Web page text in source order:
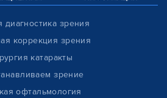
диагностика зрения
коррекция зрения
катаракты
зрение
офтальмология